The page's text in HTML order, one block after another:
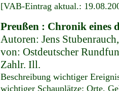
[VAB-Eintrag aktual.:
Preußen : Chronik eines
Autoren: Jens
von: Ostdeutscher
Zahlr. Ill.
Beschreibung wichtiger
wichtiger Schauplätze: Orte,